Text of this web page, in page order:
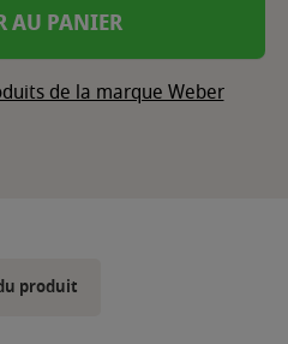
AU PANIER
de la marque Weber
produit